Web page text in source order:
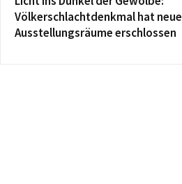
Völkerschlachtdenkmal hat neue
Ausstellungsräume erschlossen